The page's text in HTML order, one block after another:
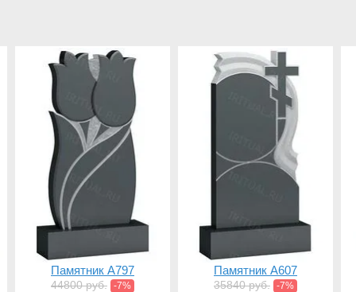
Памятник A797
44800 руб. -7%
Памятник A607
35840 руб. -7%